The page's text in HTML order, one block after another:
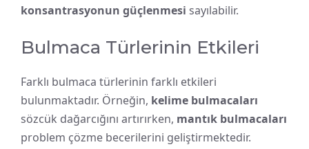
konsantrasyonun güçlenmesi sayılabilir.
Bulmaca Türlerinin Etkileri
Farklı bulmaca türlerinin farklı etkileri
bulunmaktadır. Örneğin, kelime bulmacaları
sözcük dağarcığını artırırken, mantık bulmacaları
problem çözme becerilerini geliştirmektedir.